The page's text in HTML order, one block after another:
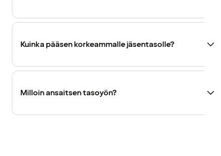
Kuinka pääsen korkeammalle jäsentasolle?
Milloin ansaitsen tasoyön?